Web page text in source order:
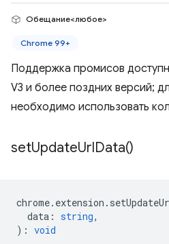
Обещание<любое>
Chrome 99+
Поддержка промисов
V3 и более поздних версий;
необходимо использовать
setUpdateUrlData()
chrome. extension .
data : string,
) : void